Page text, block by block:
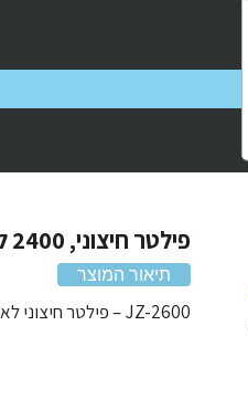
פילטר חיצוני, 2400 ל' לשעה
תיאור המוצר
JZ-2600 – פילטר חיצוני לאקווריום